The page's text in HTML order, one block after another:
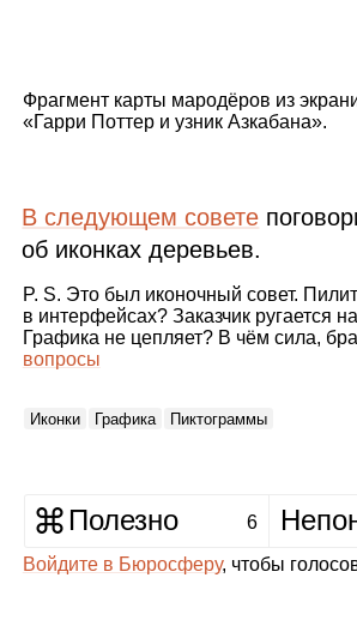
Фрагмент карты мародёров из
«Гарри Поттер и узник Азкабана».
В следующем совете
об иконках деревьев.
P. S. Это был иконочный совет.
в интерфейсах? Заказчик ругается
Графика не цепляет? В чём сила,
вопросы
Иконки Графика Пиктограммы
Полезно 6
Войдите в Бюросферу, чтобы